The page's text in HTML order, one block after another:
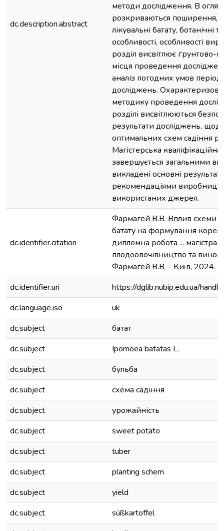
dc.description.abstract
методи дослідження. В
розкриваються поширення,
лікувальні батату, ботанічні
особливості, особливості
розділ висвітлює ґрунтово-
місця проведення
аналіз погодних умов
досліджень.
методику проведення
розділі висвітлюються
результати досліджень,
оптимальних схем садіння
Магістерська
завершується загальними
викладені основні
рекомендаціями
використаних джерел.
dc.identifier.citation
Фармагей В.В. Вплив схеми
батату на формування
дипломна робота ... магістра
плодоовочівництво та
Фармагей В.В. - Київ, 2024. –
dc.identifier.uri
https://dglib.nubip.edu.ua/
dc.language.iso
uk
dc.subject
батат
dc.subject
Іpоmоеа bаtаtаs L.
dc.subject
бульба
dc.subject
схема садіння
dc.subject
урожайність
dc.subject
sweet potato
dc.subject
tuber
dc.subject
planting schem
dc.subject
yield
dc.subject
süßkartoffel